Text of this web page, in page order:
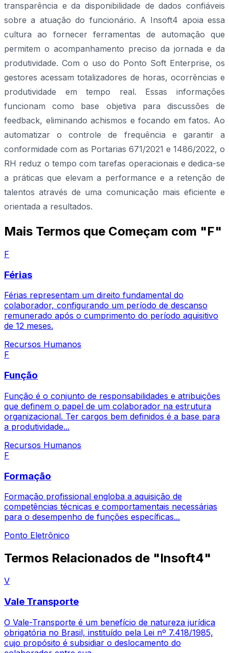
transparência e da disponibilidade de dados confiáveis
sobre a atuação do funcionário. A Insoft4 apoia essa
cultura ao fornecer ferramentas de automação que
permitem o acompanhamento preciso da jornada e da
produtividade. Com o uso do Ponto Soft Enterprise, os
gestores acessam totalizadores de horas, ocorrências e
produtividade em tempo real. Essas informações
funcionam como base objetiva para discussões de
feedback, eliminando achismos e focando em fatos. Ao
automatizar o controle de frequência e garantir a
conformidade com as Portarias 671/2021 e 1486/2022, o
RH reduz o tempo com tarefas operacionais e dedica-se
a práticas que elevam a performance e a retenção de
talentos através de uma comunicação mais eficiente e
orientada a resultados.
Mais Termos que Começam com "F"
F
Férias
Férias representam um direito fundamental do
colaborador, configurando um período de descanso
remunerado após o cumprimento do período aquisitivo
de 12 meses.
Recursos Humanos
F
Função
Função é o conjunto de responsabilidades e atribuições
que definem o papel de um colaborador na estrutura
organizacional. Ter cargos bem definidos é a base para
a produtividade...
Recursos Humanos
F
Formação
Formação profissional engloba a aquisição de
competências técnicas e comportamentais necessárias
para o desempenho de funções específicas...
Ponto Eletrônico
Termos Relacionados de "Insoft4"
V
Vale Transporte
O Vale-Transporte é um benefício de natureza jurídica
obrigatória no Brasil, instituído pela Lei nº 7.418/1985,
cujo propósito é subsidiar o deslocamento do